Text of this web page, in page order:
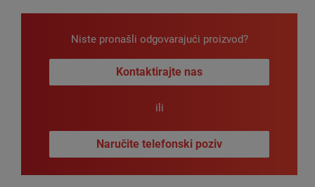
Niste pronašli odgovarajući proizvod?
Kontaktirajte nas
ili
Naručite telefonski poziv